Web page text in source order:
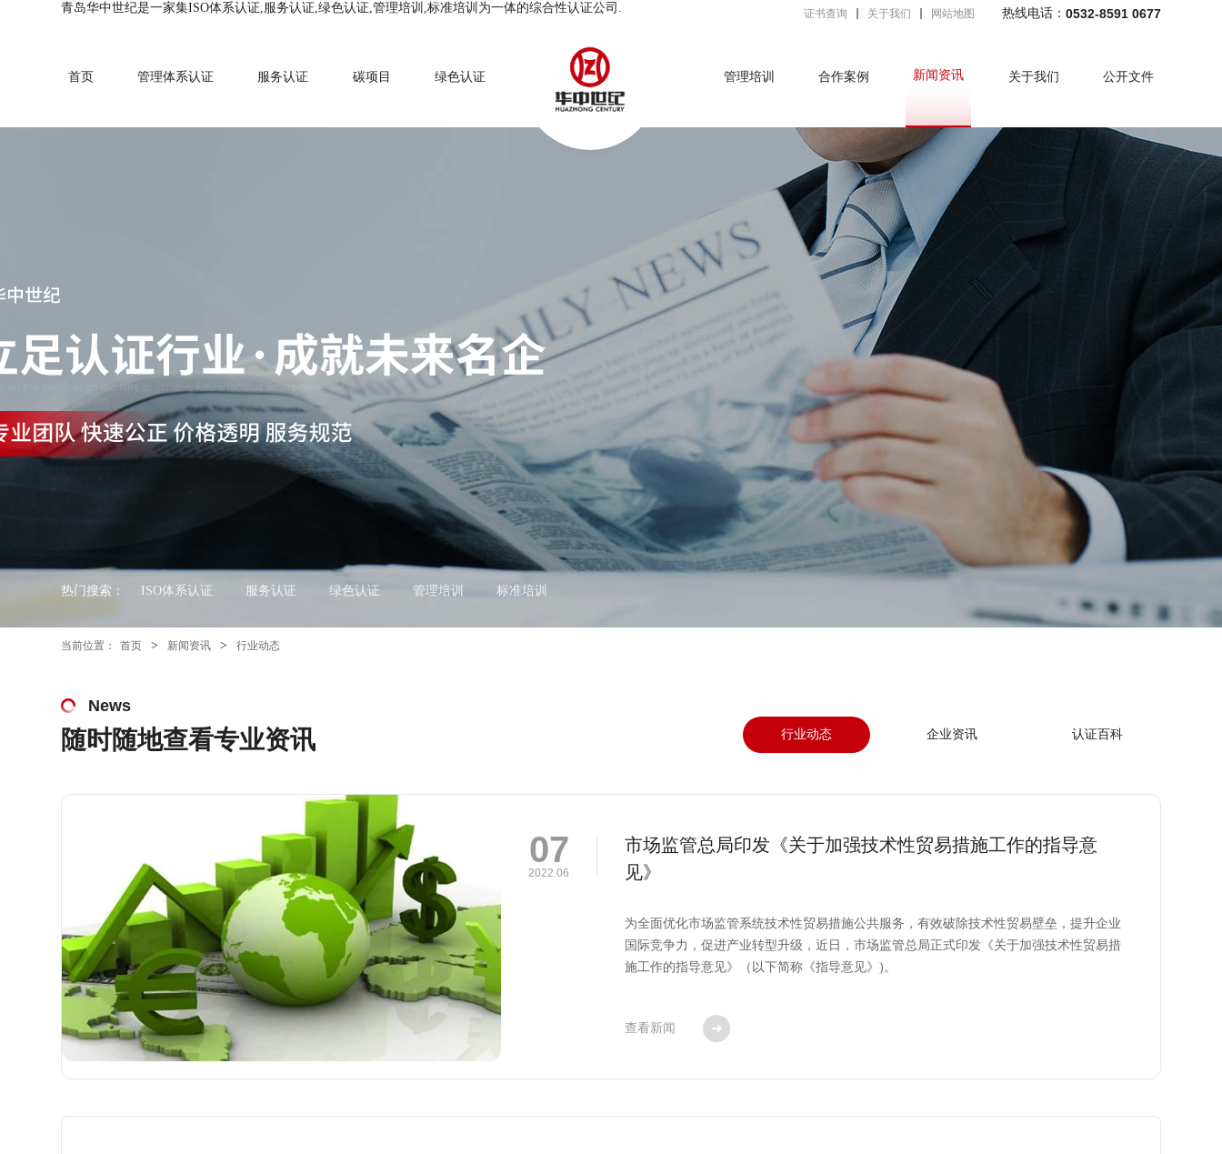
青岛华中世纪是一家集ISO体系认证,服务认证,绿色认证,管理培训,标准培训为一体的综合性认证公司. 热线电话： 0532-8591 0677
证书查询 关于我们 网站地图
首页 管理体系认证 服务认证 碳项目 绿色认证 管理培训 合作案例 新闻资讯 关于我们 公开文件
热门搜索： ISO体系认证 服务认证 绿色认证 管理培训 标准培训
当前位置： 首页 > 新闻资讯 > 行业动态
News
随时随地查看专业资讯 行业动态 企业资讯 认证百科
07
2022.06
市场监管总局印发《关于加强技术性贸易措施工作的指导意
见》
为全面优化市场监管系统技术性贸易措施公共服务，有效破除技术性贸易壁垒，提升企业
国际竞争力，促进产业转型升级，近日，市场监管总局正式印发《关于加强技术性贸易措
施工作的指导意见》（以下简称《指导意见》)。
查看新闻